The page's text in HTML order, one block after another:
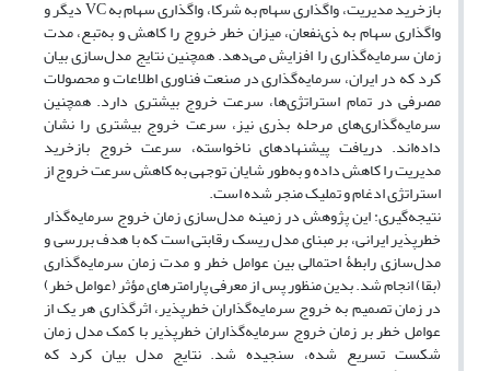
بازخرید مدیریت، واگذاری سهام به شرکا، واگذاری سهام به VC دیگر و
واگذاری سهام به ذی‌نفعان، میزان خطر خروج را کاهش و به‌تبع، مدت
زمان سرمایه‌گذاری را افزایش می‌دهد. همچنین نتایج مدل‌سازی بیان
کرد که در ایران، سرمایه‌گذاری در صنعت فناوری اطلاعات و محصولات
مصرفی در تمام استراتژی‌ها، سرعت خروج بیشتری دارد. همچنین
سرمایه‌گذاری‌های مرحله بذری نیز، سرعت خروج بیشتری را نشان
داده‌اند. دریافت پیشنهادهای ناخواسته، سرعت خروج بازخرید
مدیریت را کاهش داده و به‌طور شایان توجهی به کاهش سرعت خروج از
استراتژی ادغام و تملیک منجر شده است.
نتیجه‌گیری: این پژوهش در زمینه مدل‌سازی زمان خروج سرمایه‌گذار
خطرپذیر ایرانی، بر مبنای مدل ریسک رقابتی است که با هدف بررسی و
مدل‌سازی رابطۀ احتمالی بین عوامل خطر و مدت زمان سرمایه‌گذاری
(بقا) انجام شد. بدین منظور پس از معرفی پارامترهای مؤثر (عوامل خطر)
در زمان تصمیم به خروج سرمایه‌گذاران خطرپذیر، اثرگذاری هر یک از
عوامل خطر بر زمان خروج سرمایه‌گذاران خطرپذیر با کمک مدل زمان
شکست تسریع شده، سنجیده شد. نتایج مدل بیان کرد که